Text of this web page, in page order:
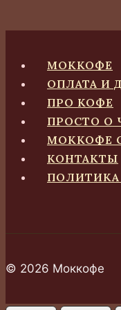
МОККОФЕ
ОПЛАТА И
ПРО КОФЕ
ПРОСТО О
МОККОФЕ
КОНТАКТЫ
© 2026 Моккофе